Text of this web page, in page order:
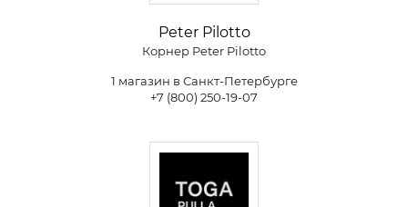
Peter Pilotto
Корнер Peter Pilotto
1 магазин в Санкт-Петербурге
+7 (800) 250-19-07